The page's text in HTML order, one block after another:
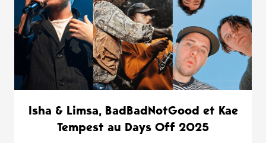
Isha & Limsa, BadBadNotGood et Kae
Tempest au Days Off 2025